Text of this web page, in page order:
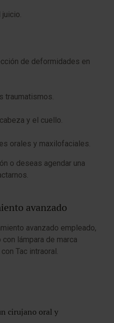
de deformidades en
traumatismos.
y el cuello.
orales y maxilofaciales.
o deseas agendar una
avanzado
avanzado empleado,
lámpara de marca
Tac intraoral.
cirujano oral y